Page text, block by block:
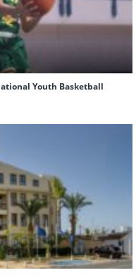
Youth Basketball